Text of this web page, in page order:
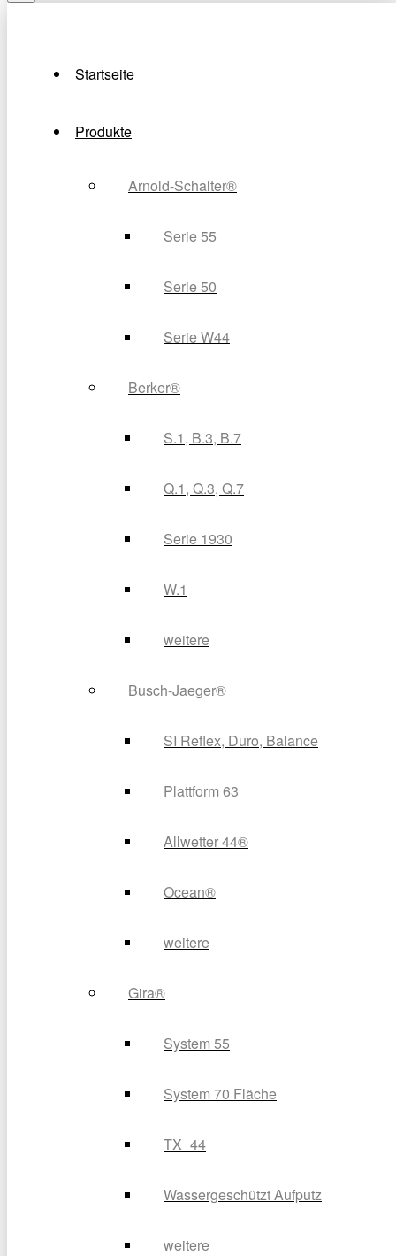
Startseite
Produkte
Arnold-Schalter®
Serie 55
Serie 50
Serie W44
Berker®
S.1, B.3, B.7
Q.1, Q.3, Q.7
Serie 1930
W.1
weitere
Busch-Jaeger®
SI Reflex, Duro, Balance
Plattform 63
Allwetter 44®
Ocean®
weitere
Gira®
System 55
System 70 Fläche
TX_44
Wassergeschützt Aufputz
weitere